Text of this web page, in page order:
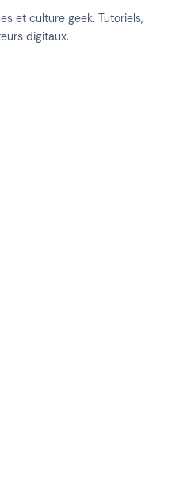
et culture geek. Tutoriels,
digitaux.